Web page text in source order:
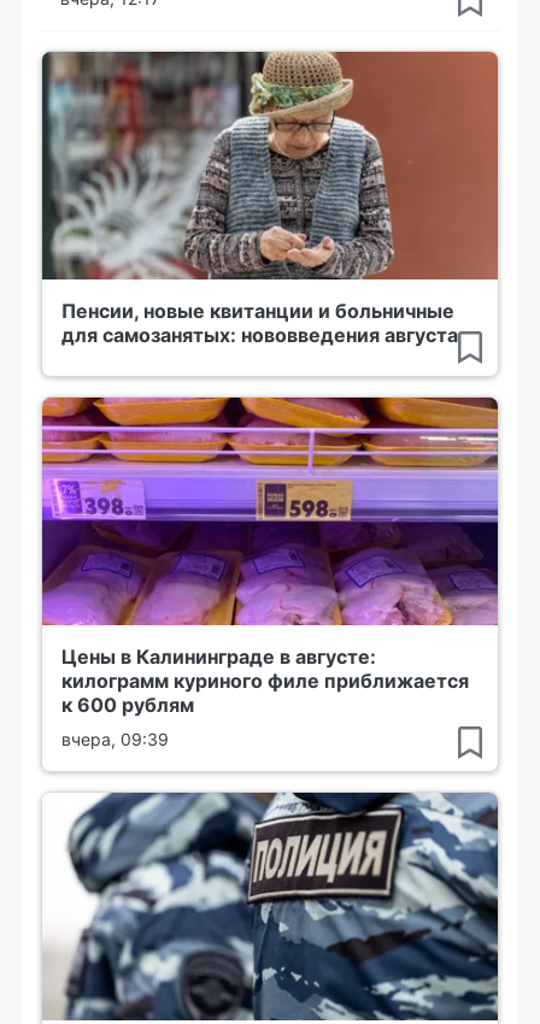
Пенсии, новые квитанции и больничные
для самозанятых: нововведения августа
Цены в Калининграде в августе:
килограмм куриного филе приближается
к 600 рублям
вчера, 09:39